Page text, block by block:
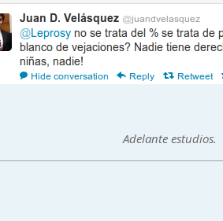
Adelante estudios.